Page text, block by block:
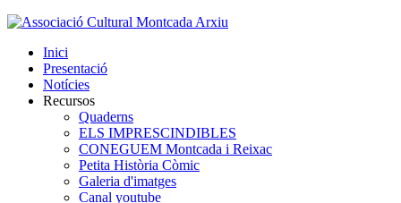
Inici
Presentació
Notícies
Recursos
Quaderns
ELS IMPRESCINDIBLES
CONEGUEM Montcada i Reixac
Petita Història Còmic
Galeria d'imatges
Canal youtube